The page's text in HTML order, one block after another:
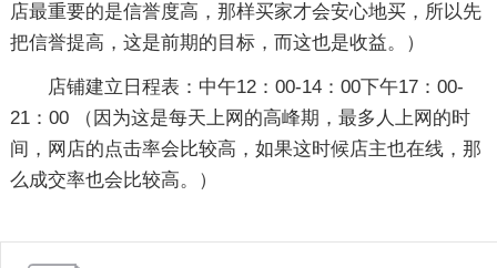
店最重要的是信誉度高，那样买家才会安心地买，所以先
把信誉提高，这是前期的目标，而这也是收益。）
店铺建立日程表：中午12：00-14：00下午17：00-
21：00 （因为这是每天上网的高峰期，最多人上网的时
间，网店的点击率会比较高，如果这时候店主也在线，那
么成交率也会比较高。）